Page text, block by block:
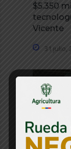
$5.350
Vicente
31 julio,